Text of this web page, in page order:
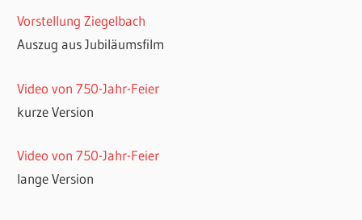
Vorstellung Ziegelbach
Auszug aus Jubiläumsfilm
Video von 750-Jahr-Feier
kurze Version
Video von 750-Jahr-Feier
lange Version